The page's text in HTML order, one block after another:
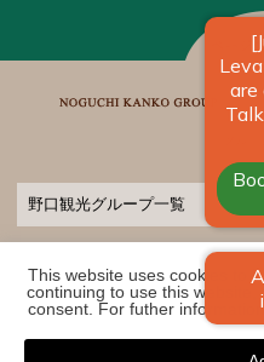
野口観光グループ一覧
COPYRIGHT ©2026 きたゆざわ 森の
光グループ. ALL
This website uses cookies to
continuing to use this
consent. For futher